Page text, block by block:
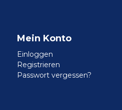
Mein Konto
Einloggen
Registrieren
Passwort vergessen?